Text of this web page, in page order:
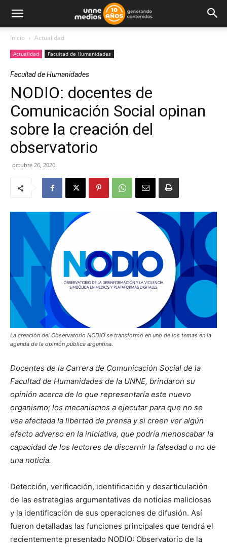
Inicio Actualidad
Actualidad Facultad de Humanidades
Facultad de Humanidades
NODIO: docentes de
Comunicación Social opinan
sobre la creación del
observatorio
octubre 26, 2020
La creación del Observatorio NODIO se transformó en uno de los temas en la
agenda de la opinión pública argentina.
Docentes de la Carrera de Comunicación Social de la
Facultad de Humanidades de la UNNE, brindaron su
opinión acerca de lo que representaría este nuevo
organismo; los mecanismos a ejecutar para que no se
vea afectada la libertad de prensa y si creen ver algún
efecto adverso en la iniciativa, que podría menoscabar la
capacidad de los lectores de discernir la falsedad o no de
una noticia.
Detección, verificación, identificación y desarticulación
de las estrategias argumentativas de noticias maliciosas
y la identificación de sus operaciones de difusión. Así
fueron detalladas las funciones principales que tendrá el
recientemente presentado NODIO: Observatorio de la